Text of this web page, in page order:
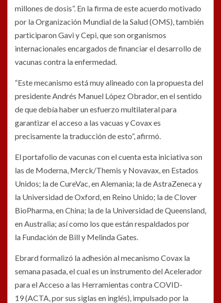
millones de dosis”. En la firma de este acuerdo motivado
por la Organización Mundial de la Salud (OMS), también
participaron Gavi y Cepi, que son organismos
internacionales encargados de financiar el desarrollo de
vacunas contra la enfermedad.
“Este mecanismo está muy alineado con la propuesta del
presidente Andrés Manuel López Obrador, en el sentido
de que debía haber un esfuerzo multilateral para
garantizar el acceso a las vacuas y Covax es
precisamente la traducción de esto”, afirmó.
El portafolio de vacunas con el cuenta esta iniciativa son
las de Moderna, Merck/Themis y Novavax, en Estados
Unidos; la de CureVac, en Alemania; la de AstraZeneca y
la Universidad de Oxford, en Reino Unido; la de Clover
BioPharma, en China; la de la Universidad de Queensland,
en Australia; así como los que están respaldados por
la Fundación de Bill y Melinda Gates.
Ebrard formalizó la adhesión al mecanismo Covax la
semana pasada, el cual es un instrumento del Acelerador
para el Acceso a las Herramientas contra COVID-
19 (ACTA, por sus siglas en inglés), impulsado por la